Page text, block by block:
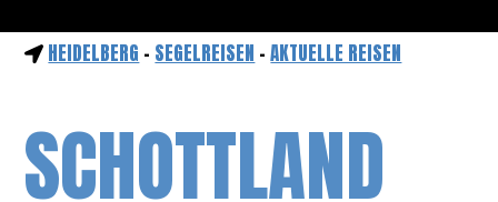
HEIDELBERG - SEGELREISEN -AKTUELLE REISEN
SCHOTTLAND